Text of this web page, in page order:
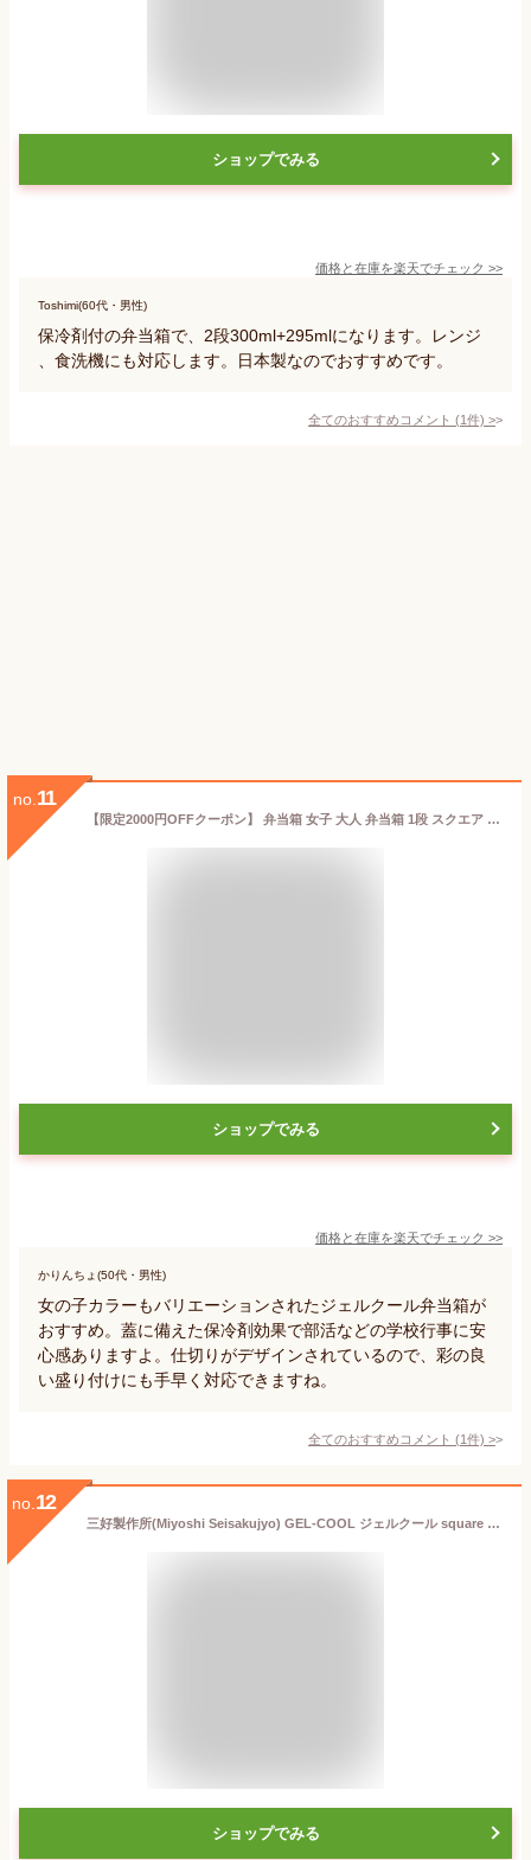
ショップでみる
価格と在庫を楽天でチェック >>
Toshimi(60代・男性)
保冷剤付の弁当箱で、2段300ml+295mlになります。レンジ
、食洗機にも対応します。日本製なのでおすすめです。
全てのおすすめコメント (1件) >
no. 11
【限定2000円OFFクーポン】 弁当箱 女子 大人 弁当箱 1段 スクエア L ジェルクール GEL-COOL クッチーナホーム 送料無料 弁当箱 子供 弁当箱 食洗機対応 弁当箱 洗いやすい 弁当箱 可愛い 保冷剤 一体型 弁当箱 保冷剤付 弁当箱 フタ 弁当箱 1段 レンジ対応
ショップでみる
価格と在庫を楽天でチェック >>
かりんちょ(50代・男性)
女の子カラーもバリエーションされたジェルクール弁当箱が
おすすめ。蓋に備えた保冷剤効果で部活などの学校行事に安
心感ありますよ。仕切りがデザインされているので、彩の良
い盛り付けにも手早く対応できますね。
全てのおすすめコメント (1件) >
no. 12
三好製作所(Miyoshi Seisakujyo) GEL-COOL ジェルクール square 保冷剤一体型 四角 ランチボックス お弁当箱 オイスターグレー 17.8×8.7×6cm 500ml 1段 女性 男性 子供 仕切り付き ラバーバンド付き 簡単クリップ バックル機構 レンジ対応 & 食洗機対応(蓋を除く本体、仕切り) 日本製 0101-0270
ショップでみる